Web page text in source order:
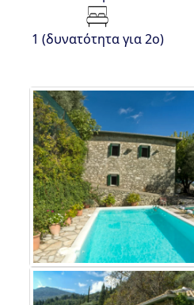
1 (δυνατότητα για 2ο)